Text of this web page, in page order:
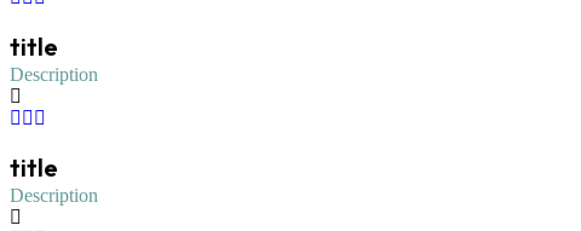
title
Description
title
Description